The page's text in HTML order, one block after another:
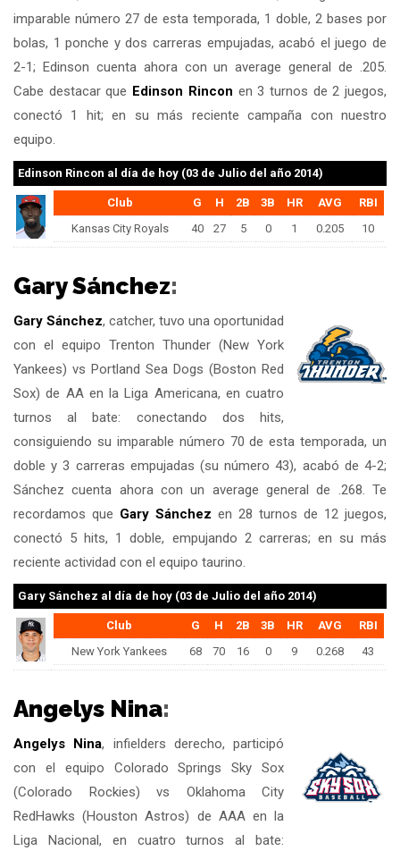
imparable número 27 de esta temporada, 1 doble, 2 bases por
bolas, 1 ponche y dos carreras empujadas, acabó el juego de
2-1; Edinson cuenta ahora con un average general de .205.
Cabe destacar que Edinson Rincon en 3 turnos de 2 juegos,
conectó 1 hit; en su más reciente campaña con nuestro
equipo.
Edinson Rincon al día de hoy (03 de Julio del año 2014)
Club G H 2B 3B HR AVG
RBI
Kansas City Royals
40 27 5 0 1 0.205 10
Gary Sánchez:
Gary Sánchez, catcher, tuvo una oportunidad
con el equipo Trenton Thunder (New York
Yankees) vs Portland Sea Dogs (Boston Red
Sox) de AA en la Liga Americana, en cuatro
turnos al bate: conectando dos hits,
consiguiendo su imparable número 70 de esta temporada, un
doble y 3 carreras empujadas (su número 43), acabó de 4-2;
Sánchez cuenta ahora con un average general de .268. Te
recordamos que Gary Sánchez en 28 turnos de 12 juegos,
conectó 5 hits, 1 doble, empujando 2 carreras; en su más
reciente actividad con el equipo taurino.
Gary Sánchez al día de hoy (03 de Julio del año 2014)
Club G H 2B 3B HR AVG
RBI
New York Yankees
68 70 16 0 9 0.268 43
Angelys Nina:
Angelys Nina, infielders derecho, participó
con el equipo Colorado Springs Sky Sox
(Colorado Rockies) vs Oklahoma City
RedHawks (Houston Astros) de AAA en la
Liga Nacional, en cuatro turnos al bate: